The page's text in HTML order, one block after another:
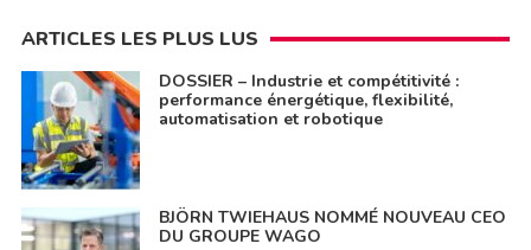
ARTICLES LES PLUS LUS
DOSSIER – Industrie et compétitivité :
performance énergétique, flexibilité,
automatisation et robotique
BJÖRN TWIEHAUS NOMMÉ NOUVEAU CEO
DU GROUPE WAGO